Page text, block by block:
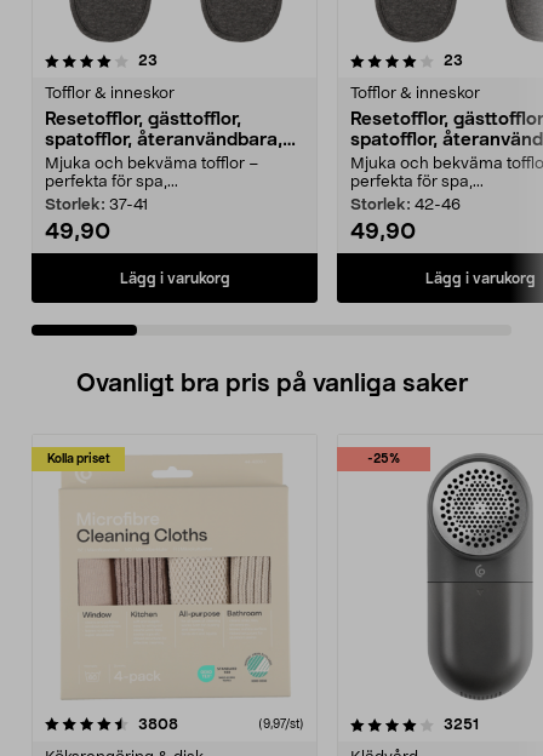
23
Tofflor & inneskor
Resetofflor, gästtofflor,
spatofflor, återanvändbara,
grå
Mjuka och bekväma tofflor –
perfekta för spa,...
Storlek: 37-41
49,90
Lägg i varukorg
4.0 av 5 stjärnor 23
Tofflor & inneskor
Resetofflor,
spatofflor,
grå
Mjuka och bekväma
perfekta för spa,...
Storlek: 42-46
49,90
Lägg i varukorg
4.0 av 5 stjärnor
Ovanligt bra pris på vanliga saker
Kolla priset
3808recensioner (9,97/st)
-25%
4.0av 5 stjärnor 3251
4.5av 5 stjärnor